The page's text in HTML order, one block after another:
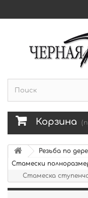
Корзина
Резьба по
Стамески
Стамеска